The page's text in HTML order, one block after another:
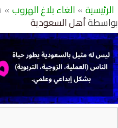
الرئيسية الغاء بلاغ الهروب
بواسطةأهل السعودية